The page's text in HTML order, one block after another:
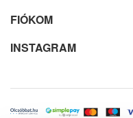
FIÓKOM
INSTAGRAM